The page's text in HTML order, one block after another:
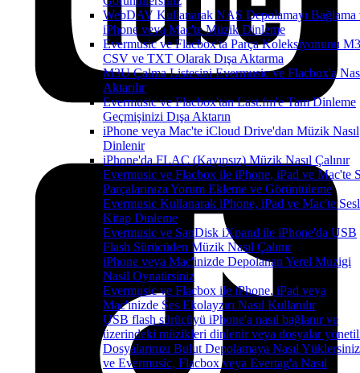
WebDAV Kullanarak NAS Depolamayı Bağlama
iPhone veya Mac'te Müzik Dinleme
Evermusic ve Flacbox'ta Parça Koleksiyonunu
CSV ve TXT Olarak Dışa Aktarma
M3U Çalma Listesini Evermusic ve Flacbox'a
Aktarılır
Evermusic ve Flacbox'tan Last.fm'e Tam Dinleme
Geçmişinizi Dışa Aktarın
iPhone veya Mac'te iCloud Drive'dan Müzik Nasıl
Dinlenir
iPhone'da FLAC (Kayıpsız) Müzik Nasıl Çalınır
Evermusic ve Flacbox ile iPhone, iPad ve Mac'te
Parçalarınıza Yorum Ekleme ve Görüntüleme
Evermusic Kullanarak iPhone, iPad ve Mac'te
Kitap Dinleme
Evermusic ve SanDisk iXpand ile iPhone'da USB
Flash Sürücüden Müzik Nasıl Çalınır
iPhone veya Mac'inizde Depolanan Yerel Muzigi
Nasil Oynatirsiniz
Evermusic ve Flacbox ile iPhone, iPad veya
Mac'inizde Ses Ekolayzırı Nasıl Kullanılır
USB flash sürücüyü iPhone'a nasıl bağlanır ve
üzerindeki müzikleri dinlenir veya dosyalar
Dosyalarınızı Bulut Depolamaya Nasıl Yüklersiniz
ve Evermusic, Flacbox veya Evertag'a Nasıl